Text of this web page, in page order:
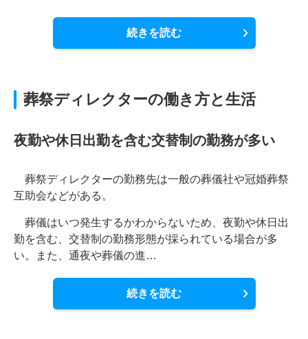
続きを読む
葬祭ディレクターの働き方と生活
夜勤や休日出勤を含む交替制の勤務が多い
葬祭ディレクターの勤務先は一般の葬儀社や冠婚葬祭
互助会などがある。
葬儀はいつ発生するかわからないため、夜勤や休日出
勤を含む、交替制の勤務形態が採られている場合が多
い。また、通夜や葬儀の進…
続きを読む